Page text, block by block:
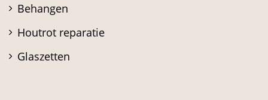
Behangen
Houtrot reparatie
Glaszetten